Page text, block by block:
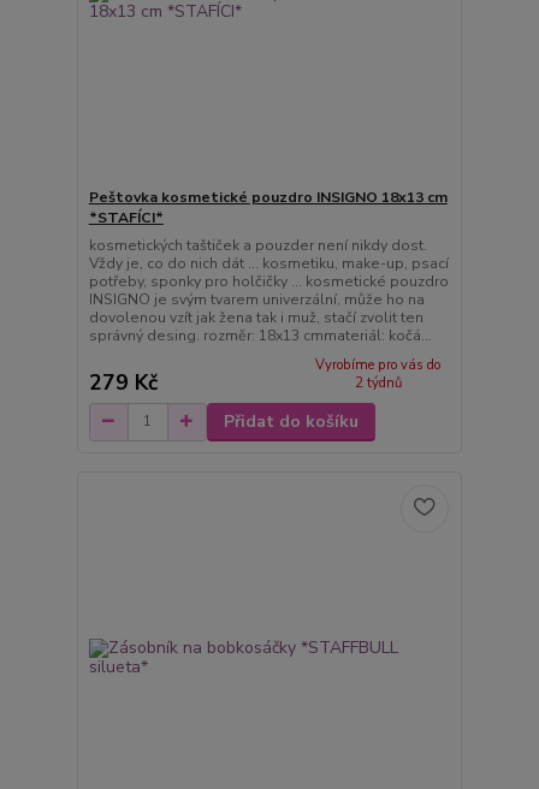
Peštovka kosmetické pouzdro INSIGNO 18x13 cm
*STAFÍCI*
kosmetických taštiček a pouzder není nikdy dost.
Vždy je, co do nich dát ... kosmetiku, make-up, psací
potřeby, sponky pro holčičky ... kosmetické pouzdro
INSIGNO je svým tvarem univerzální, může ho na
dovolenou vzít jak žena tak i muž, stačí zvolit ten
správný desing. rozměr: 18x13 cmmateriál: kočá...
279 Kč
Vyrobíme pro vás do
2 týdnů
Přidat do košíku